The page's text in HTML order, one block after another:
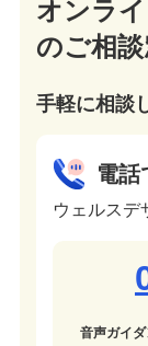
オンラ
のご相談
手軽に相談
電話
ウェルスデ
音声ガイ